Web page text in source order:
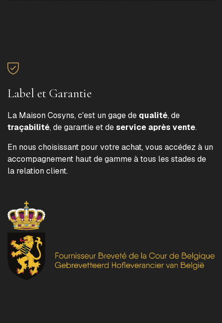
Label et Garantie
La Maison Cosyns, c'est un gage de qualité, de
traçabilité, de garantie et deservice après vente.
En nous choisissant pour votre achat, vous accédez à un
accompagnement haut de gamme à tous les stades de
la relation client.